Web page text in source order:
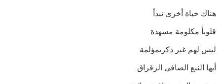
هناك حياة أخرى تبدأ
قلوبأ مكلومة مسهدة
ليس لهم غير ذكرىمؤلمة
أيها النبع الصافى الرقراق